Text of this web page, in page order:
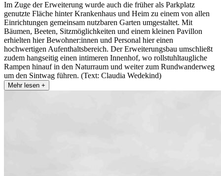
Im Zuge der Erweiterung wurde auch die früher als Parkplatz
genutzte Fläche hinter Krankenhaus und Heim zu einem von allen
Einrichtungen gemeinsam nutzbaren Garten umgestaltet. Mit
Bäumen, Beeten, Sitzmöglichkeiten und einem kleinen Pavillon
erhielten hier Bewohner:innen und Personal hier einen
hochwertigen Aufenthaltsbereich. Der Erweiterungsbau umschließt
zudem hangseitig einen intimeren Innenhof, wo rollstuhltaugliche
Rampen hinauf in den Naturraum und weiter zum Rundwanderweg
um den Sintwag führen. (Text: Claudia Wedekind)
Mehr lesen +